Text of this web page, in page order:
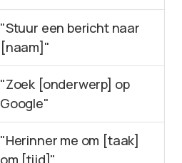
"Stuur een bericht naar
[naam]"
"Zoek [onderwerp] op
Google"
"Herinner me om [taak]
om [tijd]"